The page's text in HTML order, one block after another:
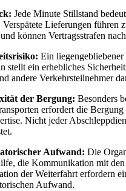
Jede Minute Stillstand
Verspätete Lieferungen führen
können Vertragsstrafen
Ein
stellt ein erhebliches
andere Verkehrsteilnehmer
der Bergung: Besonders
erfordert die
Nicht jeder
Aufwand: Die
die Kommunikation mit
der Weiterfahrt erfordern
Aufwand.